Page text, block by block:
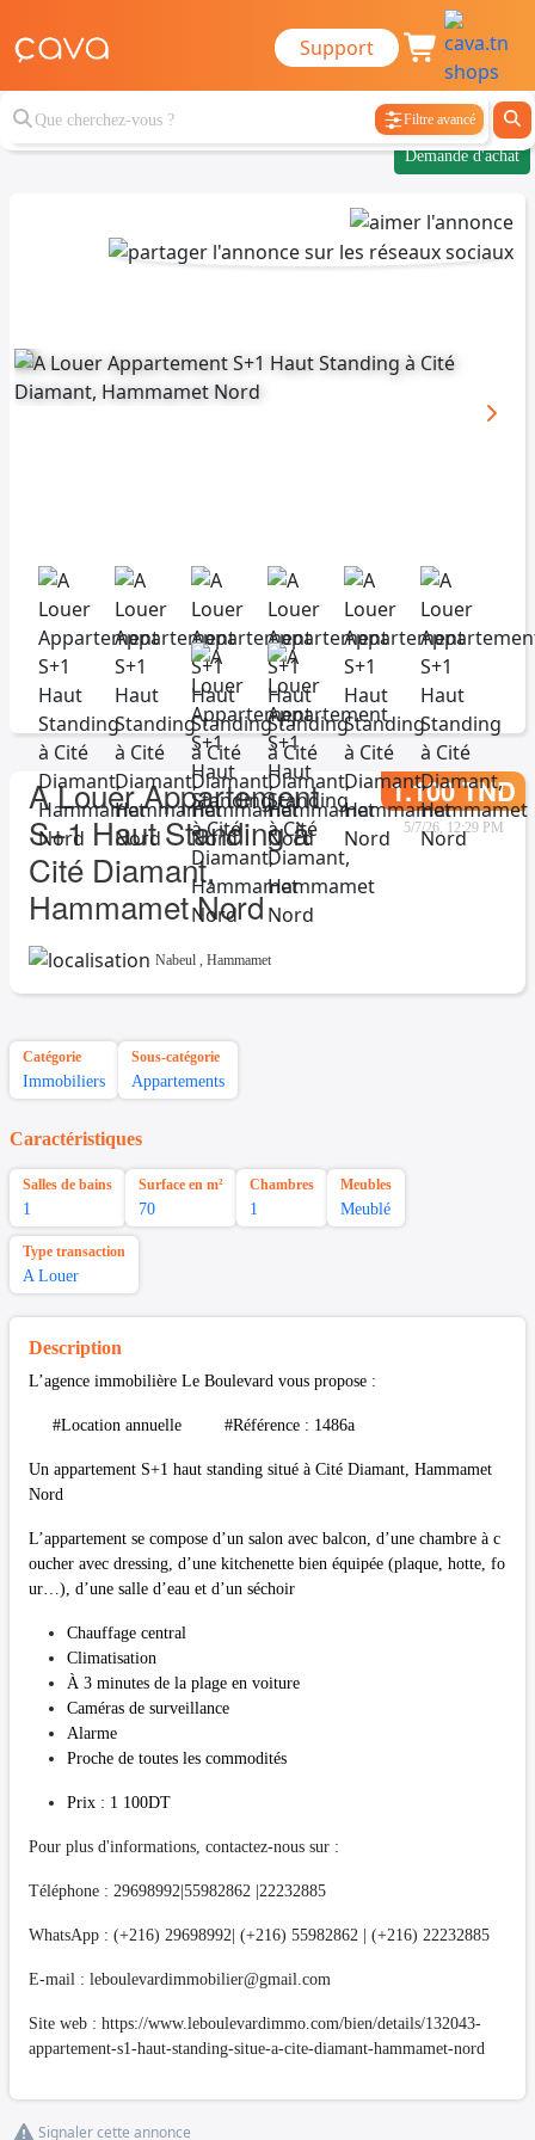
Support
Filtre avancé
Demande d'achat
A Louer Appartement
S+1 Haut Standing à
Cité Diamant,
Hammamet Nord
1.100 TND
5/7/26, 12:29 PM
Nabeul , Hammamet
Catégorie
Immobiliers
Sous-catégorie
Appartements
Caractéristiques
Salles de bains
1
Surface en m²
70
Chambres
1
Meubles
Meublé
Type transaction
A Louer
Description
L’agence immobilière Le Boulevard vous propose :
#Location annuelle #Référence : 1486a
Un appartement S+1 haut standing situé à Cité Diamant, Hammamet
Nord
L’appartement se compose d’un salon avec balcon, d’une chambre à c
oucher avec dressing, d’une kitchenette bien équipée (plaque, hotte, fo
ur…), d’une salle d’eau et d’un séchoir
Chauffage central
Climatisation
À 3 minutes de la plage en voiture
Caméras de surveillance
Alarme
Proche de toutes les commodités
Prix : 1 100DT
Pour plus d'informations, contactez-nous sur :
Téléphone : 29698992|55982862 |22232885
WhatsApp : (+216) 29698992| (+216) 55982862 | (+216) 22232885
E-mail : leboulevardimmobilier@gmail.com
Site web : https://www.leboulevardimmo.com/bien/details/132043-
appartement-s1-haut-standing-situe-a-cite-diamant-hammamet-nord
Signaler cette annonce